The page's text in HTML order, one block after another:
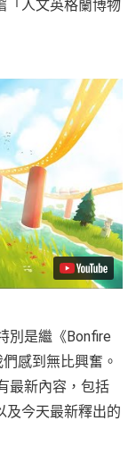
「人文英格蘭博物
別是繼《Bonfire
感到無比興奮。
最新內容，包括
及今天最新釋出的